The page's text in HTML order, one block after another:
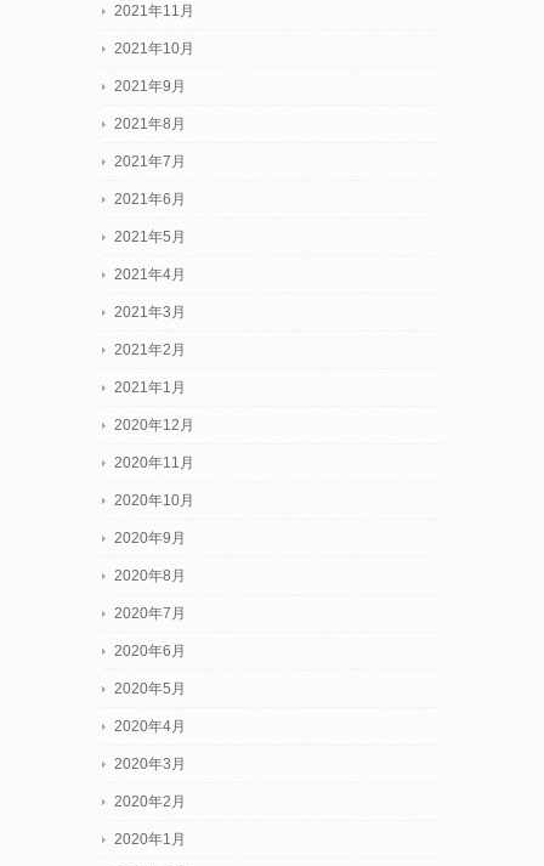
2021年11月
2021年10月
2021年9月
2021年8月
2021年7月
2021年6月
2021年5月
2021年4月
2021年3月
2021年2月
2021年1月
2020年12月
2020年11月
2020年10月
2020年9月
2020年8月
2020年7月
2020年6月
2020年5月
2020年4月
2020年3月
2020年2月
2020年1月